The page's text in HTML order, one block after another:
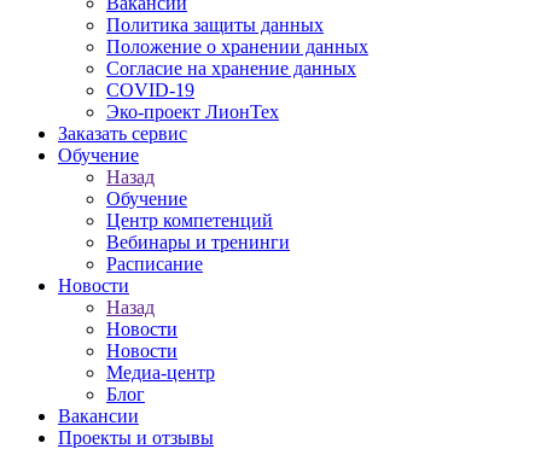
Политика защиты данных
Положение о хранении данных
Согласие на хранение данных
COVID-19
Эко-проект ЛионТех
Заказать сервис
Обучение
Назад
Обучение
Центр компетенций
Вебинары и тренинги
Расписание
Новости
Назад
Новости
Новости
Медиа-центр
Блог
Вакансии
Проекты и отзывы